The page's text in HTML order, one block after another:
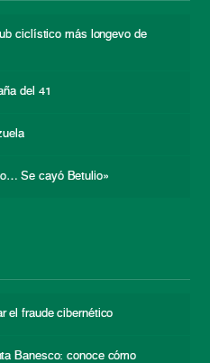
ciclístico más longevo de
del 41
Se cayó Betulio»
el fraude cibernético
Banesco: conoce cómo